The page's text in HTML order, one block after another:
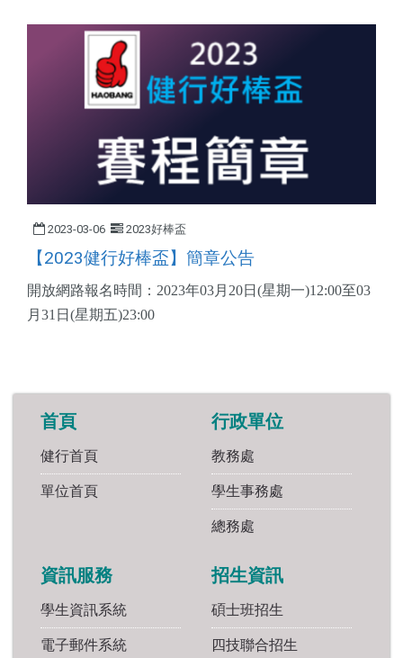
2023-03-06 2023好棒盃
【2023健行好棒盃】簡章公告
開放網路報名時間：2023年03月20日(星期一)12:00至03
月31日(星期五)23:00
首頁
健行首頁
單位首頁
行政單位
教務處
學生事務處
總務處
資訊服務
學生資訊系統
電子郵件系統
招生資訊
碩士班招生
四技聯合招生